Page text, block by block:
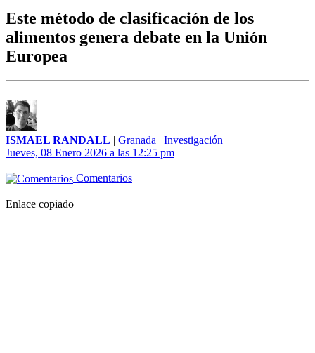
Este método de clasificación de los
alimentos genera debate en la Unión
Europea
ISMAEL RANDALL | Granada | Investigación
Jueves, 08 Enero 2026 a las 12:25 pm
Comentarios
Enlace copiado